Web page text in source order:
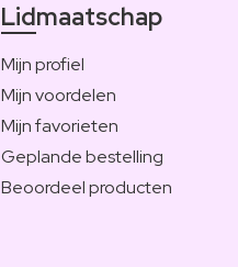
Lidmaatschap
Mijn profiel
Mijn voordelen
Mijn favorieten
Geplande bestelling
Beoordeel producten